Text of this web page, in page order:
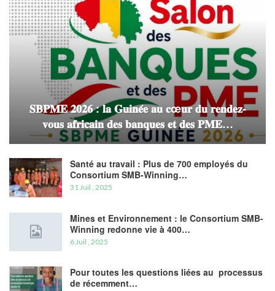
𝐒𝐁𝐏𝐌𝐄 𝟐𝟎𝟐𝟔 : 𝐥𝐚 𝐆𝐮𝐢𝐧𝐞́𝐞 𝐚𝐮 𝐜œ𝐮𝐫 𝐝𝐮 𝐫𝐞𝐧𝐝𝐞𝐳-
𝐯𝐨𝐮𝐬 𝐚𝐟𝐫𝐢𝐜𝐚𝐢𝐧 𝐝𝐞𝐬 𝐛𝐚𝐧𝐪𝐮𝐞𝐬 𝐞𝐭 𝐝𝐞𝐬 𝐏𝐌𝐄…
Santé au travail : Plus de 700 employés du
Consortium SMB-Winning…
31 Juil , 2025
Mines et Environnement : le Consortium SMB-
Winning redonne vie à 400…
6 Juil , 2025
Pour toutes les questions liées au processus
de récemment…